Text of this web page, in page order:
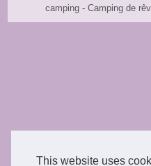
This website uses
camping - Camping de